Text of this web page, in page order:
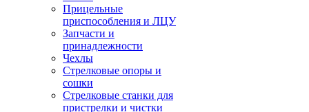
Прицельные
приспособления и ЛЦУ
Запчасти и
принадлежности
Чехлы
Стрелковые опоры и
сошки
Стрелковые станки для
пристрелки и чистки